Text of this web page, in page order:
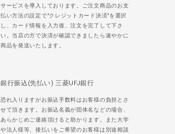
サービスを導入しております。ご注文商品のお支
払い方法の設定で"クレジットカード決済"を選択
し、カード情報を入力後、注文を完了して下さ
い。当店の方で決済が確認できましたら速やかに
商品を発送いたします。
銀行振込(先払い) 三菱UFJ銀行
恐れ入りますがお振込手数料はお客様の負担とさ
せて頂きます。お振込名義が団体名などの場合、
あらかじめご連絡頂けると助かります。また大学
や法人様等、後払いをご希望のお客様は別途相談